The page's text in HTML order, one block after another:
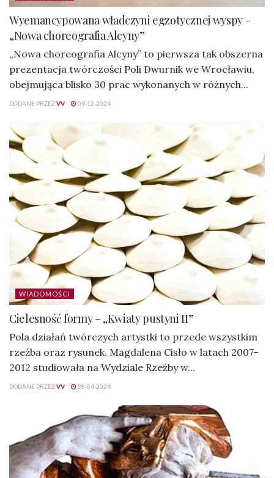
Wyemancypowana władczyni egzotycznej wyspy –
„Nowa choreografia Alcyny”
„Nowa choreografia Alcyny” to pierwsza tak obszerna
prezentacja twórczości Poli Dwurnik we Wrocławiu,
obejmująca blisko 30 prac wykonanych w różnych...
DODANE PRZEZVV 09-12-2024
WIADOMOŚCI
Cielesność formy – „Kwiaty pustyni II”
Pola działań twórczych artystki to przede wszystkim
rzeźba oraz rysunek. Magdalena Cisło w latach 2007-
2012 studiowała na Wydziale Rzeźby w...
DODANE PRZEZVV 28-04-2024